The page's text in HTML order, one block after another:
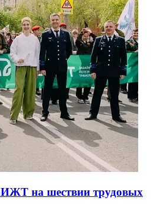
на шествии трудовых